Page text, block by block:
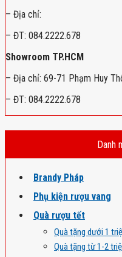
– Địa chỉ:
– ĐT: 084.2222.678
Showroom TP.HCM
– Địa chỉ: 69-71 Phạm Huy
– ĐT: 084.2222.678
Danh
Brandy Pháp
Phụ kiện rượu vang
Quà rượu tết
Quà tặng dưới 1
Quà tặng từ 1-2